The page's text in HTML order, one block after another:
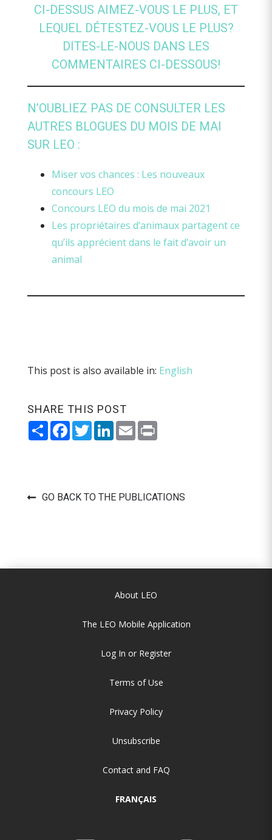
CI-DESSUS AIMEZ-VOUS LE PLUS, ET
LEQUEL DÉTESTEZ-VOUS LE PLUS?
DITES-LE-NOUS DANS LES
COMMENTAIRES CI-DESSOUS!
N’OUBLIEZ PAS DE CONSULTER LES
AUTRES BLOGUES DU MOIS DE MAI
SUR LEO :
Miser vos chances : Les nouveaux
concours LEO
Concours LEO du mois de mai 2021
Les propriétaires d’animaux partagent ce
qu’ils apprécient dans le fait d’avoir un
animal
This post is also available in: English
SHARE THIS POST
ShareFacebook
TwitterLinkedIn
EmailPrint
GO BACK TO THE PUBLICATIONS
About LEO
The LEO Mobile Application
Log In or Register
Terms of Use
Privacy Policy
Unsubscribe
Contact and FAQ
FRANÇAIS